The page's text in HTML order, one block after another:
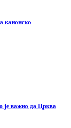
канонско
је важно да Црква